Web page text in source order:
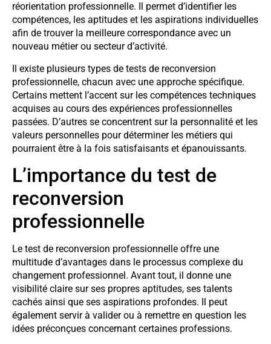
réorientation professionnelle. Il permet d’identifier les
compétences, les aptitudes et les aspirations individuelles
afin de trouver la meilleure correspondance avec un
nouveau métier ou secteur d’activité.
Il existe plusieurs types de tests de reconversion
professionnelle, chacun avec une approche spécifique.
Certains mettent l’accent sur les compétences techniques
acquises au cours des expériences professionnelles
passées. D’autres se concentrent sur la personnalité et les
valeurs personnelles pour déterminer les métiers qui
pourraient être à la fois satisfaisants et épanouissants.
L’importance du test de
reconversion
professionnelle
Le test de reconversion professionnelle offre une
multitude d’avantages dans le processus complexe du
changement professionnel. Avant tout, il donne une
visibilité claire sur ses propres aptitudes, ses talents
cachés ainsi que ses aspirations profondes. Il peut
également servir à valider ou à remettre en question les
idées préconçues concernant certaines professions.